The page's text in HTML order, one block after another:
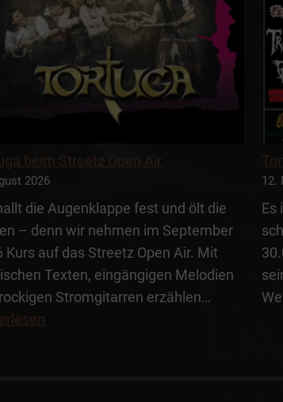
beim Streetz Open Air
2026
die Augenklappe fest und ölt die
– denn wir nehmen im September
Kurs auf das Streetz Open Air. Mit
Texten, eingängigen Melodien
Stromgitarren erzählen…
Tortuga
12.
Es